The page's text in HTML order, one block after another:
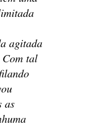
agitada
Com tal
as